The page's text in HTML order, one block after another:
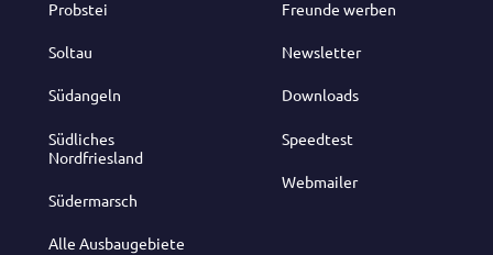
Probstei
Soltau
Südangeln
Südliches
Nordfriesland
Südermarsch
Alle Ausbaugebiete
Freunde werben
Newsletter
Downloads
Speedtest
Webmailer